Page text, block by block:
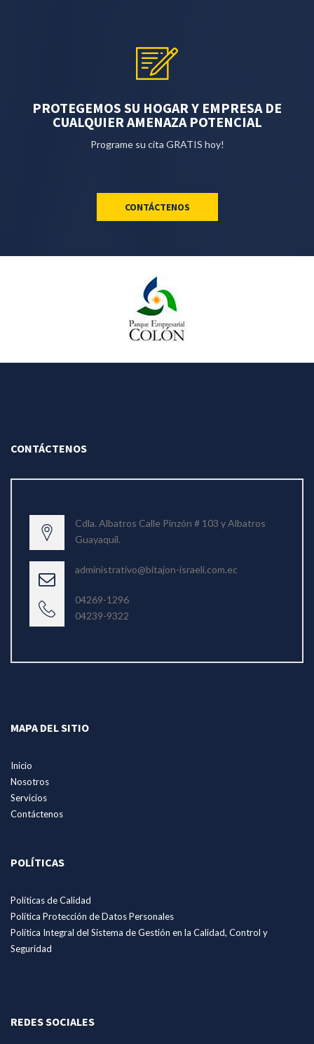
PROTEGEMOS SU HOGAR Y EMPRESA DE
CUALQUIER AMENAZA POTENCIAL
Programe su cita GRATIS hoy!
CONTÁCTENOS
CONTÁCTENOS
Cdla. Albatros Calle Pinzón # 103 y Albatros
Guayaquil.
administrativo@bitajon-israeli.com.ec
04269-1296
04239-9322
MAPA DEL SITIO
Inicio
Nosotros
Servicios
Contáctenos
POLÍTICAS
Políticas de Calidad
Política Protección de Datos Personales
Política Integral del Sistema de Gestión en la Calidad, Control y
Seguridad
REDES SOCIALES